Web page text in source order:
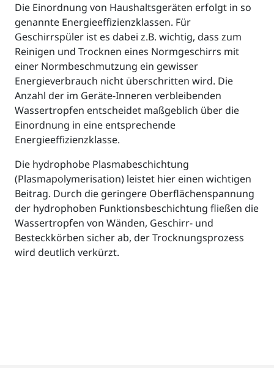
Die Einordnung von Haushaltsgeräten erfolgt in so
genannte Energieeffizienzklassen. Für
Geschirrspüler ist es dabei z.B. wichtig, dass zum
Reinigen und Trocknen eines Normgeschirrs mit
einer Normbeschmutzung ein gewisser
Energieverbrauch nicht überschritten wird. Die
Anzahl der im Geräte-Inneren verbleibenden
Wassertropfen entscheidet maßgeblich über die
Einordnung in eine entsprechende
Energieeffizienzklasse.
Die hydrophobe Plasmabeschichtung
(Plasmapolymerisation) leistet hier einen wichtigen
Beitrag. Durch die geringere Oberflächenspannung
der hydrophoben Funktionsbeschichtung fließen die
Wassertropfen von Wänden, Geschirr- und
Besteckkörben sicher ab, der Trocknungsprozess
wird deutlich verkürzt.